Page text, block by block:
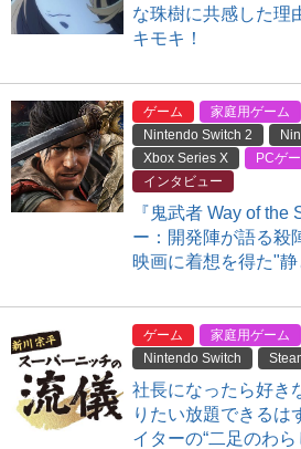
な珠樹に共感した理
キモキ！
ゲーム 家庭用ゲーム
Nintendo Switch 2
Xbox Series X
PCゲ
インタビュー
『鬼武者 Way of the
ー：開発陣が語る殺
映画に着想を得た"静
ゲーム 家庭用ゲーム
Nintendo Switch
社長になったら好き
りたい放題できるは
イターの“二足のわら